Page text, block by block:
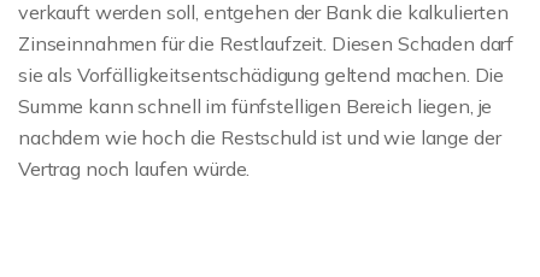
verkauft werden soll, entgehen der Bank die kalkulierten
Zinseinnahmen für die Restlaufzeit. Diesen Schaden darf
sie als Vorfälligkeitsentschädigung geltend machen. Die
Summe kann schnell im fünfstelligen Bereich liegen, je
nachdem wie hoch die Restschuld ist und wie lange der
Vertrag noch laufen würde.